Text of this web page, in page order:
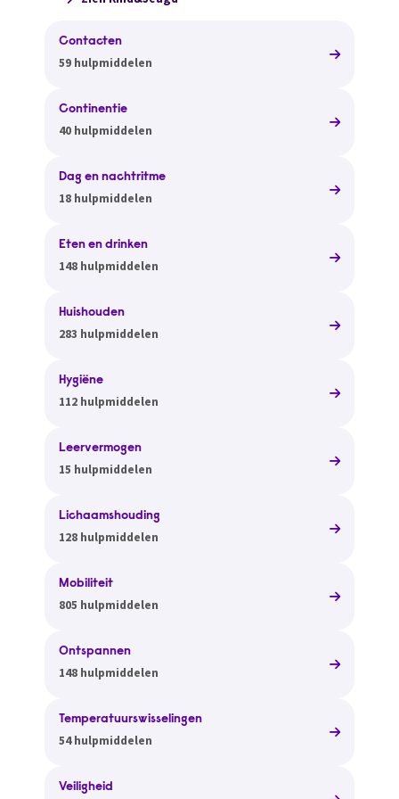
Contacten
59 hulpmiddelen
Continentie
40 hulpmiddelen
Dag en nachtritme
18 hulpmiddelen
Eten en drinken
148 hulpmiddelen
Huishouden
283 hulpmiddelen
Hygiëne
112 hulpmiddelen
Leervermogen
15 hulpmiddelen
Lichaamshouding
128 hulpmiddelen
Mobiliteit
805 hulpmiddelen
Ontspannen
148 hulpmiddelen
Temperatuurswisselingen
54 hulpmiddelen
Veiligheid